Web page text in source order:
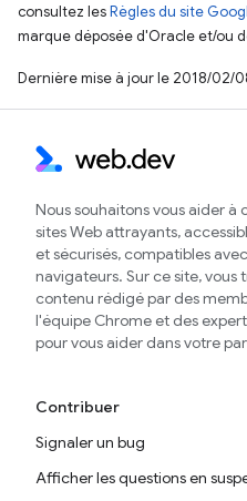
consultez lesRègles du site
marque déposée d'Oracle et/ou
Dernière mise à jour le 2018/02/
Nous souhaitons vous aider à
sites Web attrayants,
et sécurisés, compatibles
navigateurs. Sur ce site, vous
contenu rédigé par des
l'équipe Chrome et des
pour vous aider dans votre
Contribuer
Signaler un bug
Afficher les questions en